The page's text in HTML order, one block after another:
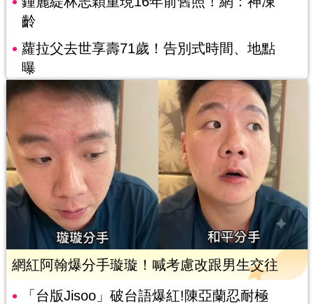
齡
蘿拉父去世享壽71歲！告別式時間、地點
曝
網紅阿翰爆分手璇璇！喊考慮改跟男生交往
「台版Jisoo」破台語爆紅!陳亞蘭忍耐極